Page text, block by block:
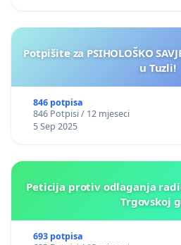
Potpišite za PSIHOLOŠKO
u Tuzli!
846 potpisa
846 Potpisi / 12 mjeseci
5 Sep 2025
Peticija protiv odlaganja
Trgovskoj
693 potpisa